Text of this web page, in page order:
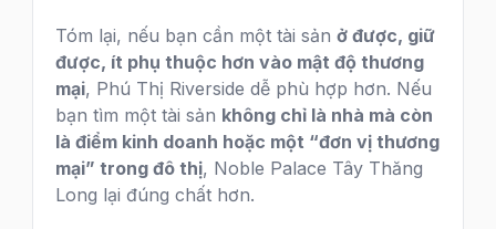
Tóm lại, nếu bạn cần một tài sản ở được, giữ
được, ít phụ thuộc hơn vào mật độ thương
mại, Phú Thị Riverside dễ phù hợp hơn. Nếu
bạn tìm một tài sản không chỉ là nhà mà còn
là điểm kinh doanh hoặc một “đơn vị thương
mại” trong đô thị, Noble Palace Tây Thăng
Long lại đúng chất hơn.